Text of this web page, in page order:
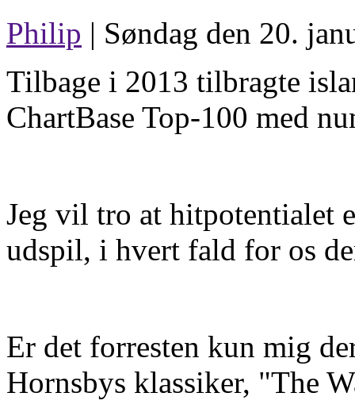
Philip | Søndag den 20.
Tilbage i 2013 tilbragte
ChartBase Top-100 med
Jeg vil tro at hitpotentialet
udspil, i hvert fald for os
Er det forresten kun mig
Hornsbys klassiker, "The